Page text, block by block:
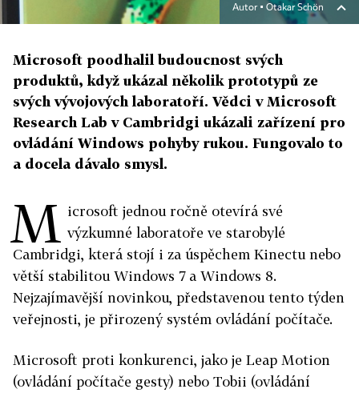
Autor ▪ Otakar Schön
Microsoft poodhalil budoucnost svých
produktů, když ukázal několik prototypů ze
svých vývojových laboratoří. Vědci v Microsoft
Research Lab v Cambridgi ukázali zařízení pro
ovládání Windows pohyby rukou. Fungovalo to
a docela dávalo smysl.
M icrosoft jednou ročně otevírá své
výzkumné laboratoře ve starobylé
Cambridgi, která stojí i za úspěchem Kinectu nebo
větší stabilitou Windows 7 a Windows 8.
Nejzajímavější novinkou, představenou tento týden
veřejnosti, je přirozený systém ovládání počítače.
Microsoft proti konkurenci, jako je Leap Motion
(ovládání počítače gesty) nebo Tobii (ovládání